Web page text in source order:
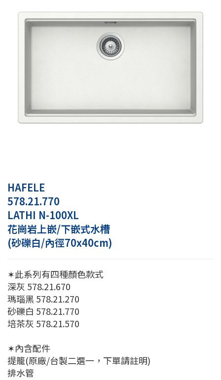
HAFELE
578.21.770
LATHI N-100XL
花崗岩上嵌/下嵌式水槽
(砂礫白/內徑70x40cm)
✶此系列有四種顏色款式
深灰 578.21.670
瑪瑙黑 578.21.270
砂礫白 578.21.770
培茶灰 578.21.570
✶內含配件
提籠(原廠/台製二選一，下單請註明)
排水管